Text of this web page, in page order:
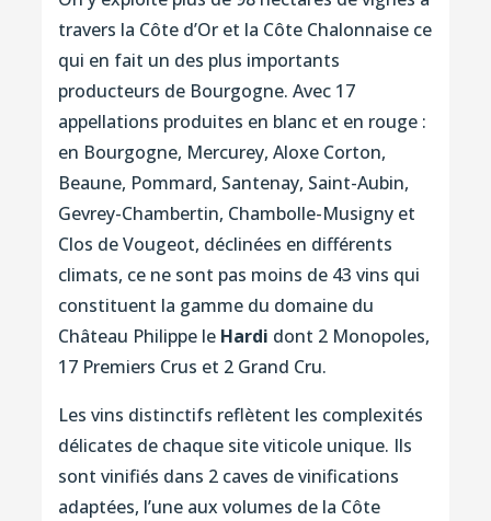
travers la Côte d’Or et la Côte Chalonnaise ce
qui en fait un des plus importants
producteurs de Bourgogne. Avec 17
appellations produites en blanc et en rouge :
en Bourgogne, Mercurey, Aloxe Corton,
Beaune, Pommard, Santenay, Saint-Aubin,
Gevrey-Chambertin, Chambolle-Musigny et
Clos de Vougeot, déclinées en différents
climats, ce ne sont pas moins de 43 vins qui
constituent la gamme du domaine du
Château Philippe le Hardi dont 2 Monopoles,
17 Premiers Crus et 2 Grand Cru.
Les vins distinctifs reflètent les complexités
délicates de chaque site viticole unique. Ils
sont vinifiés dans 2 caves de vinifications
adaptées, l’une aux volumes de la Côte